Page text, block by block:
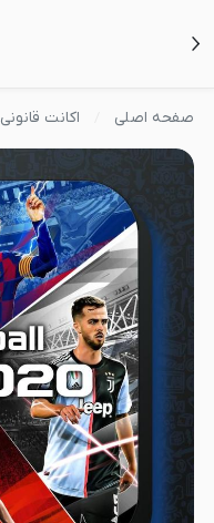
صفحه اصلی اکانت قانونی